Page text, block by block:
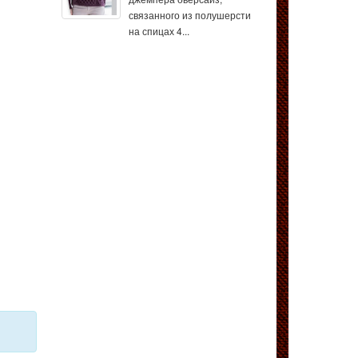
связанного из полушерсти
на спицах 4...